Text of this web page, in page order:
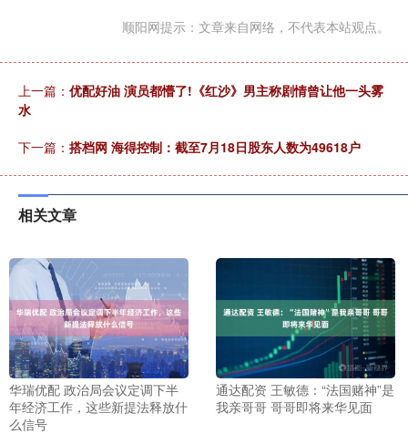
顺阳网提示：文章来自网络，不代表本站观点。
上一篇： 优配好油 演员都懵了!《红沙》男主称剧情曾让他一头雾
水
下一篇： 搭档网 海得控制：截至7月18日股东人数为49618户
相关文章
华瑞优配 政治局会议定调下半
年经济工作，这些新提法释放什
么信号
通达配资 王敏德：“法国赌神”是
我亲哥哥 哥哥即将来华见面